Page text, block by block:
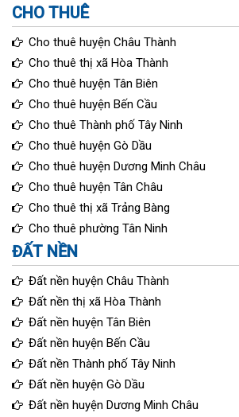
CHO THUÊ
Cho thuê huyện Châu Thành
Cho thuê thị xã Hòa Thành
Cho thuê huyện Tân Biên
Cho thuê huyện Bến Cầu
Cho thuê Thành phố Tây Ninh
Cho thuê huyện Gò Dầu
Cho thuê huyện Dương Minh Châu
Cho thuê huyện Tân Châu
Cho thuê thị xã Trảng Bàng
Cho thuê phường Tân Ninh
ĐẤT NỀN
Đất nền huyện Châu Thành
Đất nền thị xã Hòa Thành
Đất nền huyện Tân Biên
Đất nền huyện Bến Cầu
Đất nền Thành phố Tây Ninh
Đất nền huyện Gò Dầu
Đất nền huyện Dương Minh Châu